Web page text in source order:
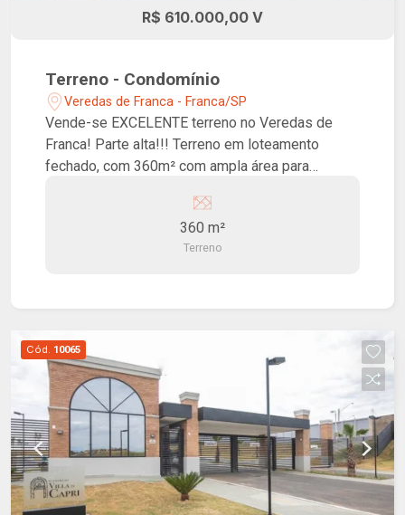
R$ 610.000,00 V
Terreno - Condomínio
Veredas de Franca - Franca/SP
Vende-se EXCELENTE terreno no Veredas de
Franca! Parte alta!!! Terreno em loteamento
fechado, com 360m² com ampla área para
24 horas. Ótima localização.
360 m²
Terreno
Cód. 10065